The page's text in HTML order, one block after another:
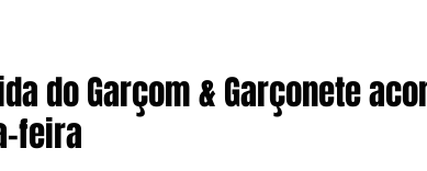
do Garçom & Garçonete
feira